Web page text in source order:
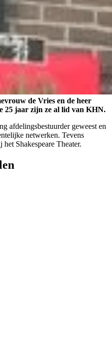
de Vries en de heer
25 jaar zijn ze al lid van KHN.
afdelingsbestuurder geweest en
netwerken. Tevens
Shakespeare Theater.